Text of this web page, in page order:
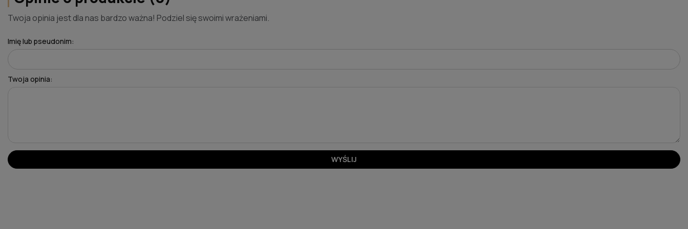
Twoja opinia jest dla nas bardzo ważna! Podziel się swoimi wrażeniami.
Imię lub pseudonim:
Twoja opinia:
WYŚLIJ